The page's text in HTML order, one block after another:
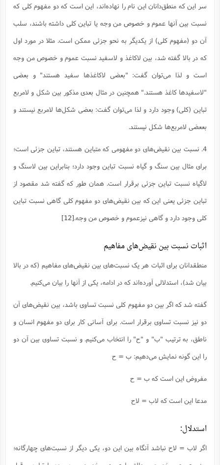
سر این که منطق‌دانان این نام را نهاده‌اند، این است که دو مفهوم کلی که
نسبت بین آنها عموم و خصوص من وجه یا تباین کلی داشته باشند، سلب
آن دو (مفهوم کلی) از یکدیگر به نحو جزئی ممکن است. مثلا در مورد اول
که در بالا گفته شد، بین لاکاغذ و لاسفید نسبت عموم و خصوص من وجه
است و لذا می‌توان گفت: "بعضی لاکاغذها سفید هستند" و بعضی
"لاسفیدها کاغذ هستند." همچنین در مثال بعدی مذکور بین شکل و لامربع
تباین (کلی) وجود دارد و لذا می‌توان گفت: بعضی شکل‌ها لامربع نیستند و
بععضی لامربع‌ها شکل نیستند.
4. نسبت بین نقیض‌های دو مفهومی که متباین هستند، تباین جزئی است؛
برای مثال بین سنگ و گیاه نسبت تباین وجود دارد؛ بنابراین بین لاسنگ و
لاگیاه نسبت تباین جزئی برقرار است. همان طور که گفته شد مقصود از
تباین جزئی یعنی این که بین نقیض‌های دو مفهوم کلی گاهی نسبت تباین
کلی وجود دارد و گاهی نیزعموم و خصوص من وجه.[12]
اثبات نسبت‌ بین نقیض‌های مفاهیم
منطقدانان برای اثبات هر یک نسبت‌های بین نقیض‌های مفاهیم (که در بالا
بیان شد)، استدلالی آورده‌‌اند که در ادامه، یکی از آنها را بیان می‌کنیم.
گفته شد که اگر بین دو مفهوم کلی نسبت تساوی باشد، بین نقیض‌های آن
دو نیز نسبت تساوی برقرار است. برای آسانی کار برای دو مفهوم انسان و
ناطق، به ترتیب "ب" و "ح" را انتخاب می‌کنیم. و نسبت تساوی بین آن دو
را این گونه نمایش می‌دهیم: ب = ح
مفروض این است که ب = ح
مدعا این است که لاب = لاح
استدلال:
اگر لاب = لاح نباشد آنگاه بین این دو، یکی دیگر از نسبت‌های چهارگانه؛